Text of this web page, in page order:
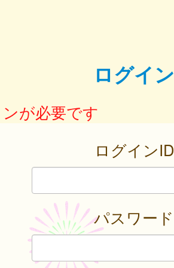
ログイン
が必要です
ログインID
パスワード